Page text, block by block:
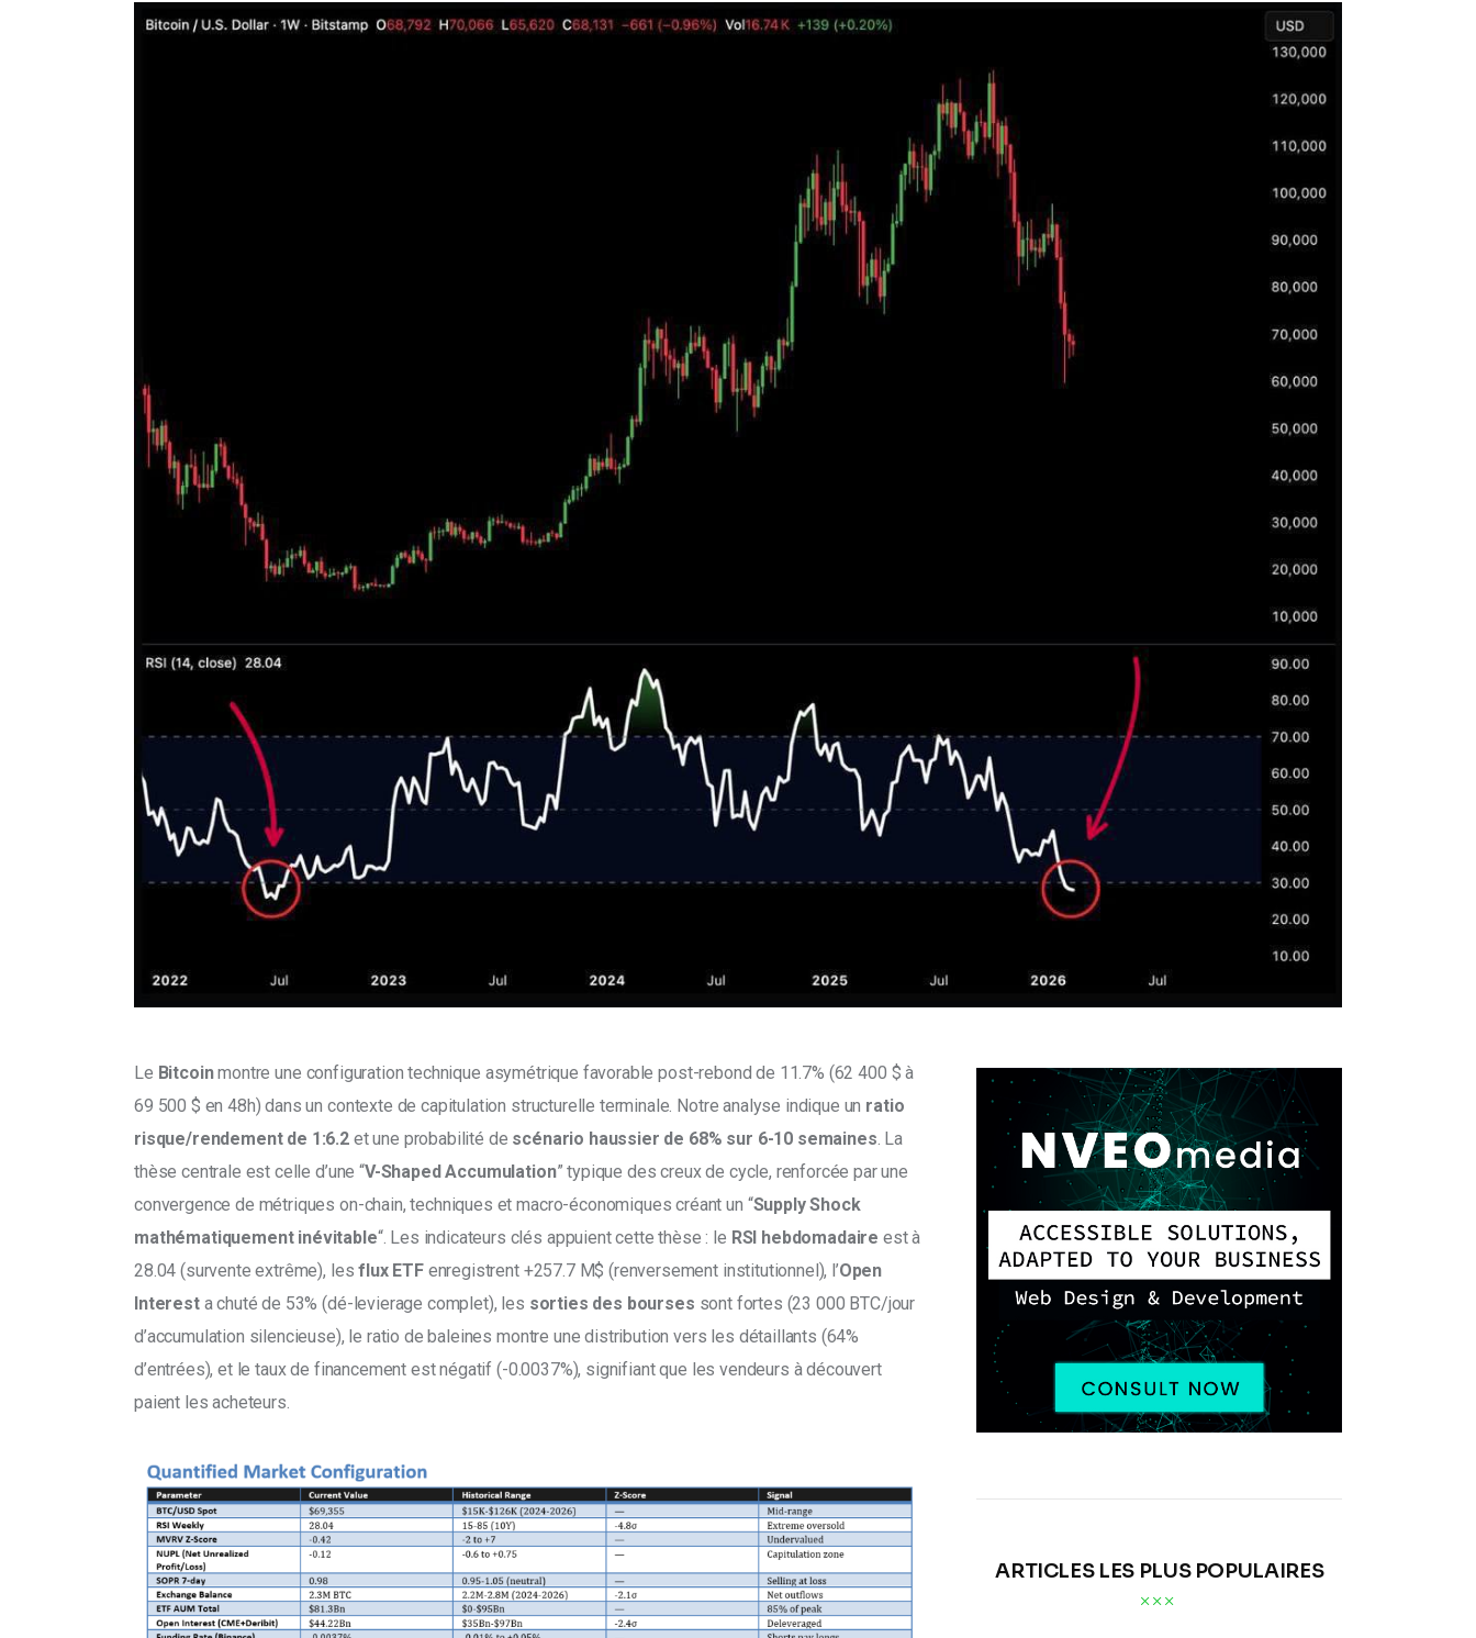
Le Bitcoin montre une configuration technique asymétrique favorable post-rebond de 11.7% (62 400 $ à
69 500 $ en 48h) dans un contexte de capitulation structurelle terminale. Notre analyse indique un ratio
risque/rendement de 1:6.2 et une probabilité de scénario haussier de 68% sur 6-10 semaines . La
thèse centrale est celle d’une “V-Shaped Accumulation” typique des creux de cycle, renforcée par une
convergence de métriques on-chain, techniques et macro-économiques créant un “Supply Shock
mathématiquement inévitable“. Les indicateurs clés appuient cette thèse : le RSI hebdomadaire est à
28.04 (survente extrême), les flux ETF enregistrent +257.7 M$ (renversement institutionnel), l’Open
Interest a chuté de 53% (dé-levierage complet), les sorties des bourses sont fortes (23 000 BTC/jour
d’accumulation silencieuse), le ratio de baleines montre une distribution vers les détaillants (64%
d’entrées), et le taux de financement est négatif (-0.0037%), signifiant que les vendeurs à découvert
paient les acheteurs.
ARTICLES LES PLUS POPULAIRES